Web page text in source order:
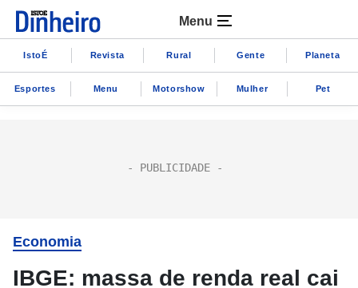
Menu
IstoÉ Revista Rural Gente Planeta
Esportes Menu Motorshow Mulher Pet
Economia
IBGE: massa de renda real cai